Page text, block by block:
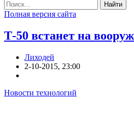
Найти
Полная версия сайта
Т-50 встанет на
Лиходей
2-10-2015, 23:00
Новости технологий